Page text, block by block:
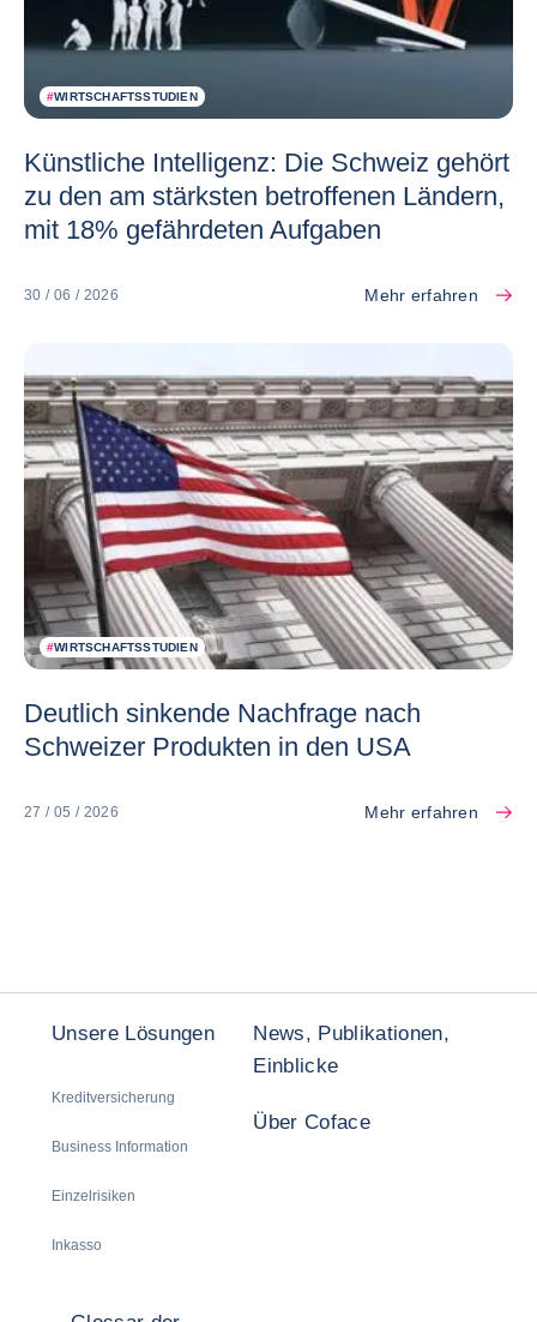
#WIRTSCHAFTSSTUDIEN
Künstliche Intelligenz: Die Schweiz gehört
zu den am stärksten betroffenen Ländern,
mit 18% gefährdeten Aufgaben
30 / 06 / 2026 Mehr erfahren
#WIRTSCHAFTSSTUDIEN
Deutlich sinkende Nachfrage nach
Schweizer Produkten in den USA
27 / 05 / 2026 Mehr erfahren
Unsere Lösungen
Kreditversicherung
Business Information
Einzelrisiken
Inkasso
News, Publikationen,
Einblicke
Über Coface